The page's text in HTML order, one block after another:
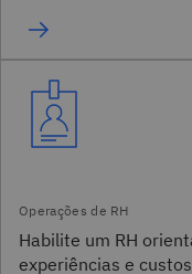
Habilite um RH
experiências e